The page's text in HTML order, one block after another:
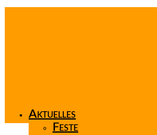
Aktuelles
Feste